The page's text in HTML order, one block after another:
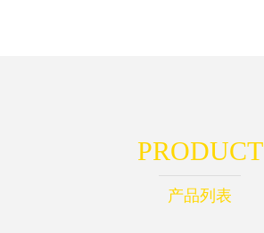
PRODUCT
产品列表